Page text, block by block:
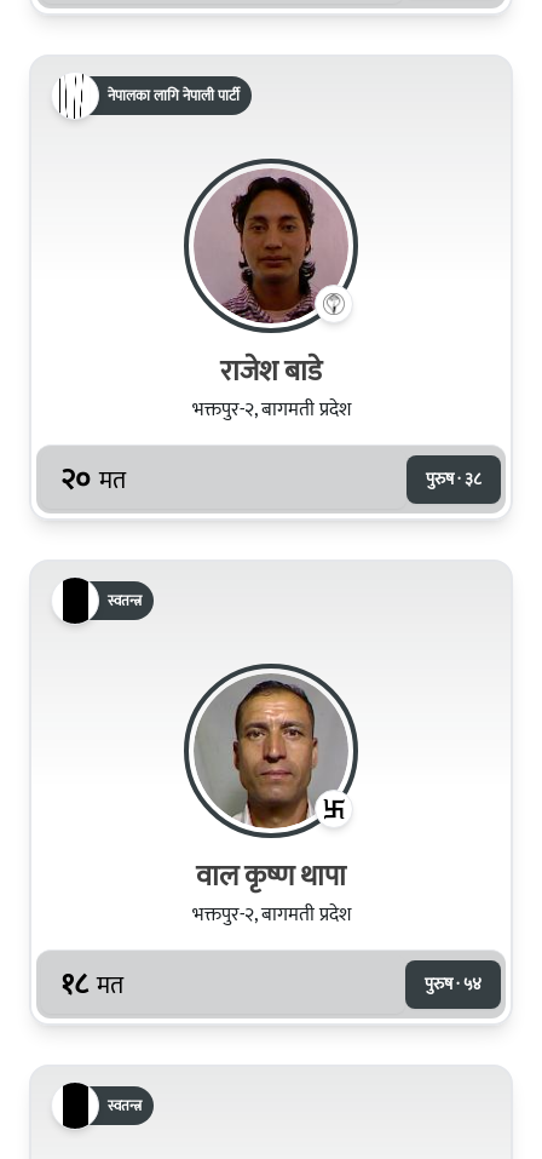
नेपालका लागि नेपाली पार्टी
राजेश बाडे
भक्तपुर-२, बागमती प्रदेश
२० मत पुरुष · ३८
स्वतन्त्र
वाल कृष्ण थापा
भक्तपुर-२, बागमती प्रदेश
१८ मत पुरुष · ५४
स्वतन्त्र